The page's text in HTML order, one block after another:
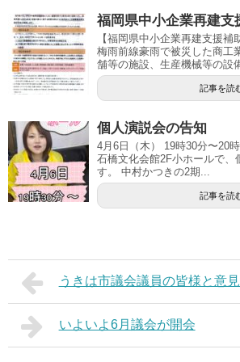
福岡県中小企業再建支
【福岡県中小企業再建支援
梅雨前線豪雨で被災した商工
舗等の施設、生産機械等の設
記事を読
個人演説会の告知
4月6日（木） 19時30分〜20
石橋文化会館2F小ホールで、
す。 中村かつきの2期...
記事を読
うきは市議会議員の皆様と意
いよいよ6月議会が開会